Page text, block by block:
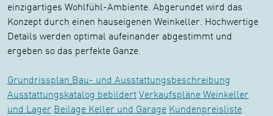
einzigartiges Wohlfühl-Ambiente. Abgerundet wird das
Konzept durch einen hauseigenen Weinkeller. Hochwertige
Details werden optimal aufeinander abgestimmt und
ergeben so das perfekte Ganze.
Grundrissplan Bau- und Ausstattungsbeschreibung
Ausstattungskatalog bebildertVerkaufspläne Weinkeller
und Lager Beilage Keller und Garage Kundenpreisliste